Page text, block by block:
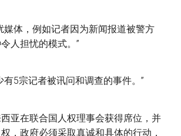
媒体，例如记者因为新闻报道被警方
人担忧的模式。”
有5宗记者被讯问和调查的事件。”
亚在联合国人权理事会获得席位，并
，政府必须采取真诚和具体的行动，